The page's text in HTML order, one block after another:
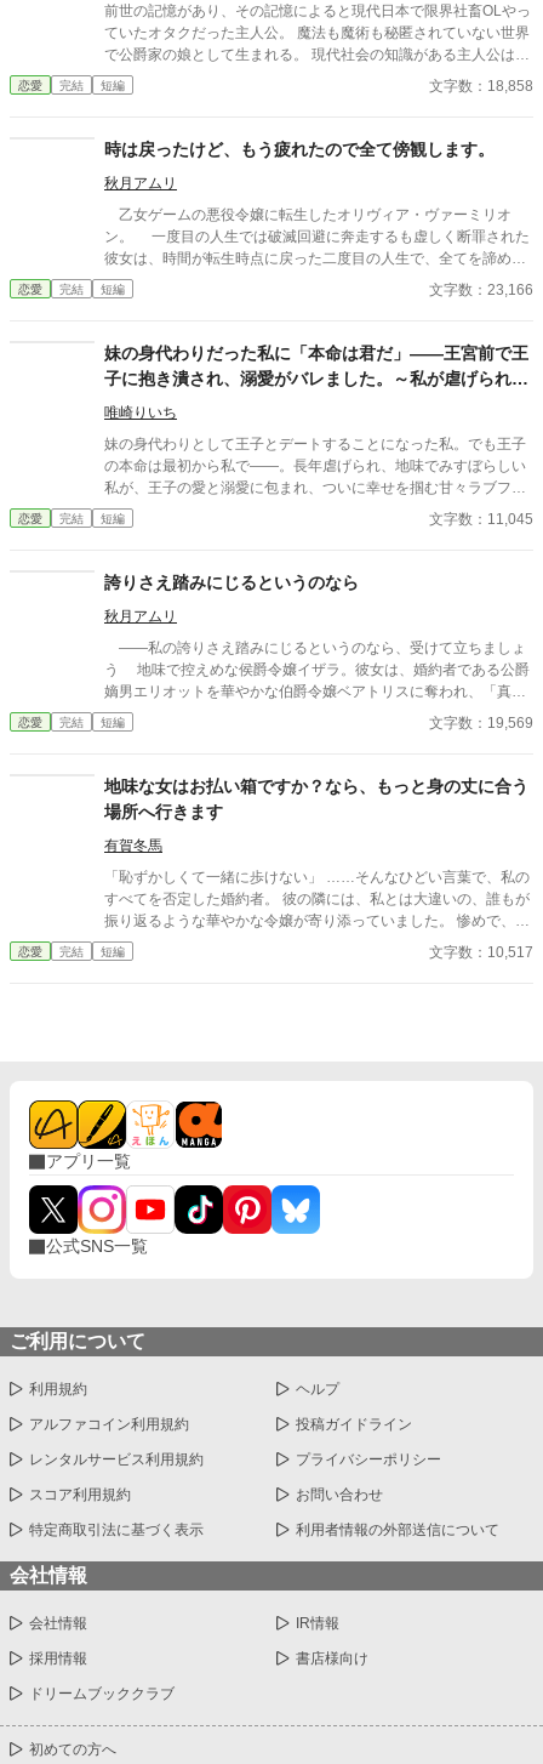
前世の記憶があり、その記憶によると現代日本で限界社畜OLやっ
ていたオタクだった主人公。 魔法も魔術も秘匿されていない世界
で公爵家の娘として生まれる。 現代社会の知識がある主人公は、
昔から神童と称えられ、18歳の誕生日を迎えた今も才女と評され
る。 しかしこの世界の「美しい女性」の定義の真逆の見た目から
た縁談は、新興伯爵家（どうも商売で成功して、その経済効果か
ら叙爵されたらしい）との縁談。 これは裏があるなと思いつつ
も、「結婚は勢いよ！」と背を押されそのまま結婚式。 結婚式に
現れた新郎は…なんと二人！？しかも前世最推しだった兄弟キャ
ラ！？ 一応、この世界の主人公が暮らすこの国では男女ともに
「重婚」が認められている（昔国を揺るがすような大恋愛があっ
ベッドの上でネグリジェを着て待っていた主人公の元に、二人
たして推したちと良好な関係を築いていけるのか…！？ 小説家に
なろう様でも投稿しています。
恋愛 完結 短編 文字数：18,858
時は戻ったけど、もう疲れたので全て傍観します。
秋月アムリ
乙女ゲームの悪役令嬢に転生したオリヴィア・ヴァーミリオ
ン。 一度目の人生では破滅回避に奔走するも虚しく断罪された
彼女は、時間が転生時点に戻った二度目の人生で、全てを諦めて
いた。 もう疲れた。どうせ無駄なら、せめて断罪の日まで穏や
かに眠って過ごしたい──そう願い、積極的に引きこもり傍観を決
者・セドリック王子が、なぜか彼女に献身的な優しさを見せ、
「今度こそ、私が君を守る」と誓うのだ。 運命に抗う気力さえ
失った令嬢が、思いがけない波乱に巻き込まれていく。全てを諦
めたはずの人生で、彼女を待ち受ける未来とは──
恋愛 完結 短編 文字数：23,166
妹の身代わりだった私に「本命は君だ」――王宮前で王
子に抱き潰され、溺愛がバレました。～私が虐げられる
きっかけになった少年が、私と王子を結び付
唯崎りいち
妹の身代わりとして王子とデートすることになった私。でも王子
の本命は最初から私で――。長年虐げられ、地味でみすぼらしい
私が、王子の愛と溺愛に包まれ、ついに幸せを掴む甘々ラブファ
ンタジー。妹や家族との誤解、影武者の存在も絡み、ハラハラと
胸キュンが止まらない物語。
恋愛 完結 短編 文字数：11,045
誇りさえ踏みにじるというのなら
秋月アムリ
――私の誇りさえ踏みにじるというのなら、受けて立ちましょ
う 地味で控えめな侯爵令嬢イザラ。彼女は、婚約者である公爵
嫡男エリオットを華やかな伯爵令嬢ベアトリスに奪われ、「真実
の愛」を見つけたという身勝手な理由で一方的に婚約破棄を突き
つけられる。 ベアトリスからは地味で退屈な女と公然と蔑ま
侯爵家の誇りを守るため不当な破棄を断固として拒否。たった一
人で反撃の証拠集めを開始する。 彼女が助力を求めたのは、社
交界から距離を置き、冷徹と噂される辺境伯アレクシス。彼は、
イザラの持つ鋼のような意志と冷静な知性を見抜き、彼女の非公
式な協力者となる。 しかし、そんな彼女を待っていたのは「辺
境伯と不貞を働いている」という、さらに悪質な濡れ衣だった―
―
恋愛 完結 短編 文字数：19,569
地味な女はお払い箱ですか？なら、もっと身の丈に合う
場所へ行きます
有賀冬馬
「恥ずかしくて一緒に歩けない」 ……そんなひどい言葉で、私の
すべてを否定した婚約者。 彼の隣には、私とは大違いの、誰もが
振り返るような華やかな令嬢が寄り添っていました。 惨めで、哀
れで、息をすることさえ苦しい。 冷たい視線に晒され、逃げるよ
うに走り出した私に、残されたものはもう何もありません。
恋愛 完結 短編 文字数：10,517
アプリ一覧
公式SNS一覧
ご利用について
利用規約 ヘルプ
アルファコイン利用規約 投稿ガイドライン
レンタルサービス利用規約 プライバシーポリシー
スコア利用規約 お問い合わせ
特定商取引法に基づく表示 利用者情報の外部送信について
会社情報
会社情報 IR情報
採用情報 書店様向け
ドリームブッククラブ
初めての方へ